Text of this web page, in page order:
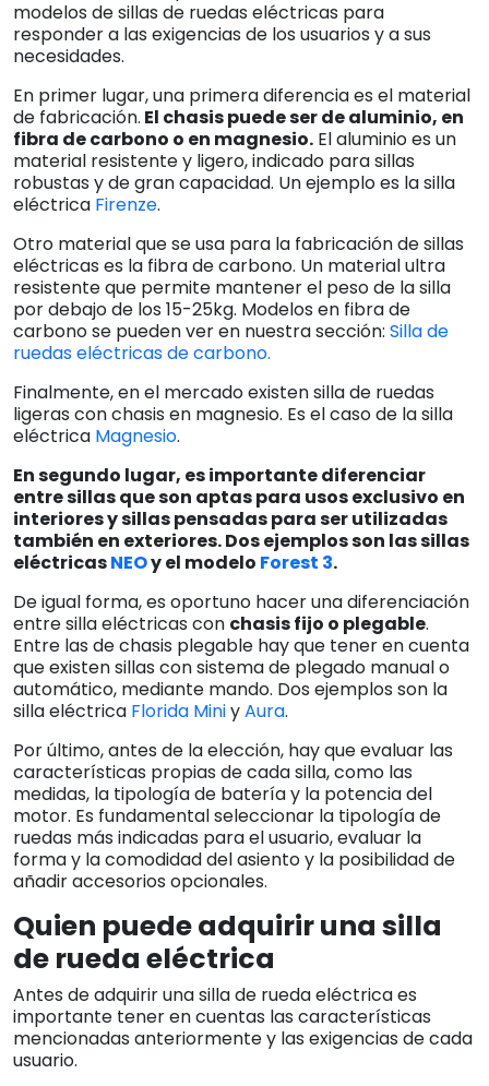
modelos de sillas de ruedas eléctricas para
responder a las exigencias de los usuarios y a sus
necesidades.
En primer lugar, una primera diferencia es el material
de fabricación. El chasis puede ser de aluminio, en
fibra de carbono o en magnesio. El aluminio es un
material resistente y ligero, indicado para sillas
robustas y de gran capacidad. Un ejemplo es la silla
eléctrica Firenze.
Otro material que se usa para la fabricación de sillas
eléctricas es la fibra de carbono. Un material ultra
resistente que permite mantener el peso de la silla
por debajo de los 15-25kg. Modelos en fibra de
carbono se pueden ver en nuestra sección: Silla de
ruedas eléctricas de carbono.
Finalmente, en el mercado existen silla de ruedas
ligeras con chasis en magnesio. Es el caso de la silla
eléctrica Magnesio.
En segundo lugar, es importante diferenciar
entre sillas que son aptas para usos exclusivo en
interiores y sillas pensadas para ser utilizadas
también en exteriores. Dos ejemplos son las sillas
eléctricasNEOy el modelo Forest 3.
De igual forma, es oportuno hacer una diferenciación
entre silla eléctricas con chasis fijo o plegable.
Entre las de chasis plegable hay que tener en cuenta
que existen sillas con sistema de plegado manual o
automático, mediante mando. Dos ejemplos son la
silla eléctrica Florida MiniyAura.
Por último, antes de la elección, hay que evaluar las
características propias de cada silla, como las
medidas, la tipología de batería y la potencia del
motor. Es fundamental seleccionar la tipología de
ruedas más indicadas para el usuario, evaluar la
forma y la comodidad del asiento y la posibilidad de
añadir accesorios opcionales.
Quien puede adquirir una silla
de rueda eléctrica
Antes de adquirir una silla de rueda eléctrica es
importante tener en cuentas las características
mencionadas anteriormente y las exigencias de cada
usuario.